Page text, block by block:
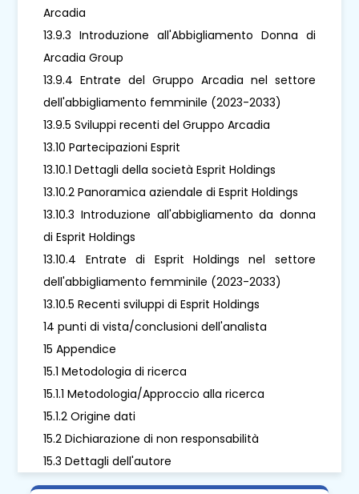
Arcadia
13.9.3 Introduzione all'Abbigliamento Donna di
Arcadia Group
13.9.4 Entrate del Gruppo Arcadia nel settore
dell'abbigliamento femminile (2023-2033)
13.9.5 Sviluppi recenti del Gruppo Arcadia
13.10 Partecipazioni Esprit
13.10.1 Dettagli della società Esprit Holdings
13.10.2 Panoramica aziendale di Esprit Holdings
13.10.3 Introduzione all'abbigliamento da donna
di Esprit Holdings
13.10.4 Entrate di Esprit Holdings nel settore
dell'abbigliamento femminile (2023-2033)
13.10.5 Recenti sviluppi di Esprit Holdings
14 punti di vista/conclusioni dell'analista
15 Appendice
15.1 Metodologia di ricerca
15.1.1 Metodologia/Approccio alla ricerca
15.1.2 Origine dati
15.2 Dichiarazione di non responsabilità
15.3 Dettagli dell'autore